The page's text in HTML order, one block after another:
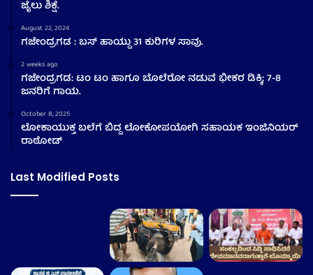
ಜೈಲು ಶಿಕ್ಷೆ.
August 22, 2024
ಗಜೇಂದ್ರಗಡ : ಬಸ್ ಹಾಯ್ದು 31 ಕುರಿಗಳ ಸಾವು.
2 weeks ago
ಗಜೇಂದ್ರಗಡ: ಟಂ ಟಂ ಹಾಗೂ ಬೊಲೆರೋ ನಡುವೆ ಭೀಕರ ಡಿಕ್ಕಿ; 7-8
ಜನರಿಗೆ ಗಾಯ.
October 8, 2025
ಲೋಕಾಯುಕ್ತ ಬಲೆಗೆ ಬಿದ್ದ ಲೋಕೋಪಯೋಗಿ ಸಹಾಯಕ ಇಂಜಿನಿಯರ್
ರಾಠೋಡ್
Last Modified Posts